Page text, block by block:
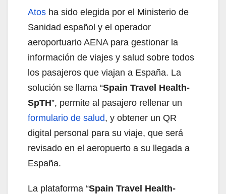
Atos ha sido elegida por el Ministerio de
Sanidad español y el operador
aeroportuario AENA para gestionar la
información de viajes y salud sobre todos
los pasajeros que viajan a España. La
solución se llama “Spain Travel Health-
SpTH”, permite al pasajero rellenar un
formulario de salud, y obtener un QR
digital personal para su viaje, que será
revisado en el aeropuerto a su llegada a
España.
La plataforma “Spain Travel Health-